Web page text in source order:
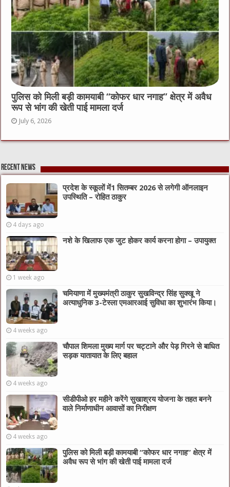
पुलिस को मिली बड़ी कामयाबी “कोफर धार नगाह” क्षेत्र में अवैध
रूप से भांग की खेती पाई मामला दर्ज
July 6, 2026
Recent News
प्रदेश के स्कूलों में1 सितम्बर 2026 से लगेगी ऑनलाइन
उपस्थिति – रोहित ठाकुर
4 days ago
नशे के खिलाफ एक जुट होकर कार्य करना होगा – उपायुक्त
1 week ago
चमियाणा में मुख्यमंत्री ठाकुर सुखविन्द्र सिंह सुक्खू ने
अत्याधुनिक 3-टेस्ला एमआरआई सुविधा का शुभारंभ किया।
4 weeks ago
चौपाल शिमला मुख्य मार्ग पर चट्टाने और पेड़ गिरने से बाधित
सड़क यातायात के लिए बहाल
4 weeks ago
सीडीपीओ हर महीने करेंगे सुखाश्रय योजना के तहत बनने
वाले निर्माणाधीन आवासों का निरीक्षण
4 weeks ago
पुलिस को मिली बड़ी कामयाबी “कोफर धार नगाह” क्षेत्र में
अवैध रूप से भांग की खेती पाई मामला दर्ज